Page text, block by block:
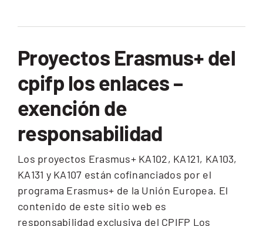
Proyectos Erasmus+ del
cpifp los enlaces –
exención de
responsabilidad
Los proyectos Erasmus+ KA102, KA121, KA103,
KA131 y KA107 están cofinanciados por el
programa Erasmus+ de la Unión Europea. El
contenido de este sitio web es
responsabilidad exclusiva del CPIFP Los